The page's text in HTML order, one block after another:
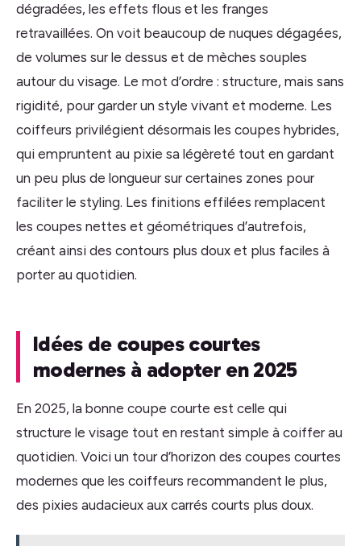
dégradées, les effets flous et les franges
retravaillées. On voit beaucoup de nuques dégagées,
de volumes sur le dessus et de mèches souples
autour du visage. Le mot d’ordre : structure, mais sans
rigidité, pour garder un style vivant et moderne. Les
coiffeurs privilégient désormais les coupes hybrides,
qui empruntent au pixie sa légèreté tout en gardant
un peu plus de longueur sur certaines zones pour
faciliter le styling. Les finitions effilées remplacent
les coupes nettes et géométriques d’autrefois,
créant ainsi des contours plus doux et plus faciles à
porter au quotidien.
Idées de coupes courtes
modernes à adopter en 2025
En 2025, la bonne coupe courte est celle qui
structure le visage tout en restant simple à coiffer au
quotidien. Voici un tour d’horizon des coupes courtes
modernes que les coiffeurs recommandent le plus,
des pixies audacieux aux carrés courts plus doux.